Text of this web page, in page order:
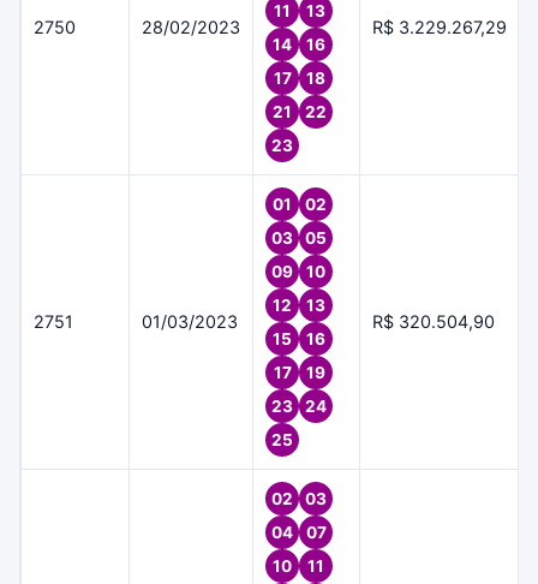
2750 28/02/2023
11
13
14
16
17
18
21
22
23
R$ 3.229.267,29
2751 01/03/2023
01
02
03
05
09
10
12
13
15
16
17
19
23
24
25
R$ 320.504,90
02
03
04
07
10
11